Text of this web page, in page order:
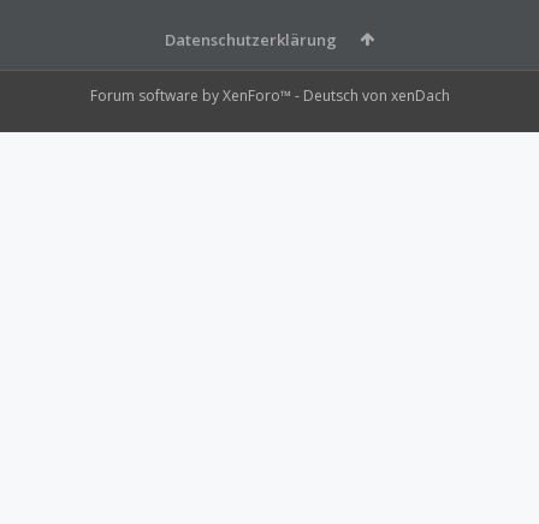
Datenschutzerklärung
Forum software by XenForo™ - Deutsch von xenDach